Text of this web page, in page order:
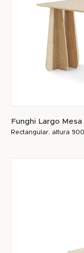
Funghi Largo Mesa
Rectangular, altura 900